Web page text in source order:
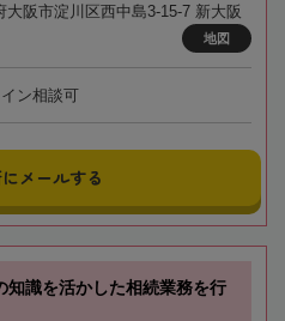
大阪市淀川区西中島3-15-7 新大阪
地図
ン相談可
メールする
知識を活かした相続業務を行